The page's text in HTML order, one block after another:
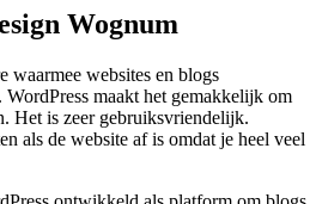
Wognum
waarmee websites en blogs
maakt het gemakkelijk om
Het is zeer gebruiksvriendelijk.
als de website af is omdat je heel veel